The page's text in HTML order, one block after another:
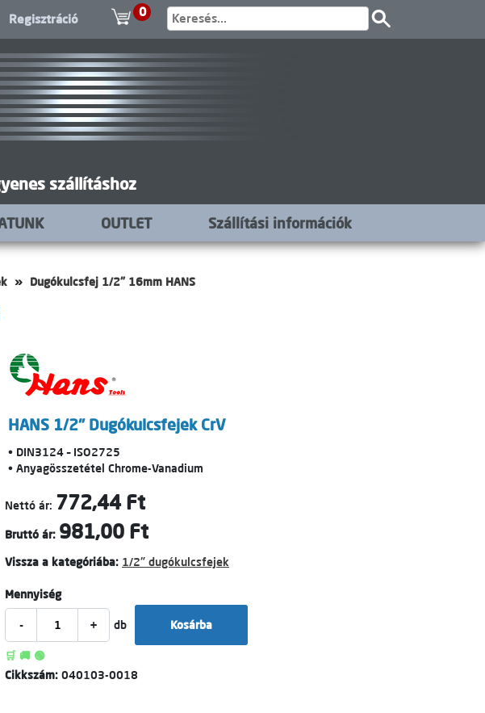
Regisztráció 0
szállításhoz
OUTLET Szállítási információk
Dugókulcsfej 1/2" 16mm HANS
HANS 1/2" Dugókulcsfejek CrV
• DIN3124 – ISO2725
• Anyagösszetétel Chrome-Vanadium
Nettó ár: 772,44 Ft
Bruttó ár: 981,00 Ft
Vissza a kategóriába: 1/2" dugókulcsfejek
Mennyiség
- + db Kosárba
🛒 🚚 🟢
Cikkszám: 040103-0018